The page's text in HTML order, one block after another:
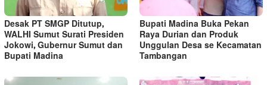
Desak PT SMGP Ditutup,
WALHI Sumut Surati Presiden
Jokowi, Gubernur Sumut dan
Bupati Madina
Bupati Madina Buka Pekan
Raya Durian dan Produk
Unggulan Desa se Kecamatan
Tambangan